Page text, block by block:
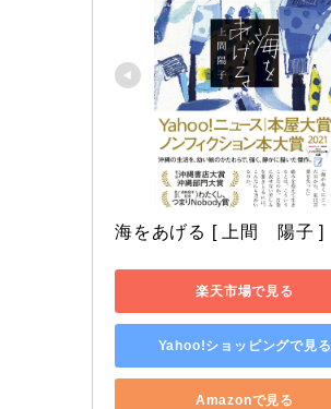
海をあげる [ 上間　陽子 ]
楽天市場で見る
Yahoo!ショッピングで見る
Amazonで見る